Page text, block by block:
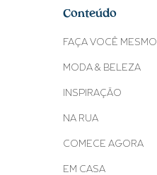
Conteúdo
FAÇA VOCÊ MESMO
MODA & BELEZA
INSPIRAÇÃO
NA RUA
COMECE AGORA
EM CASA